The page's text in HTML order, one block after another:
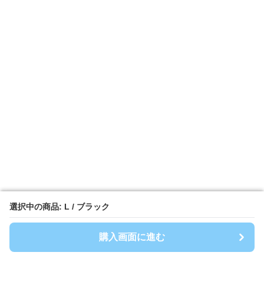
選択中の商品: L / ブラック
購入画面に進む
選択中の商品: L / ブラック
購入画面に進む